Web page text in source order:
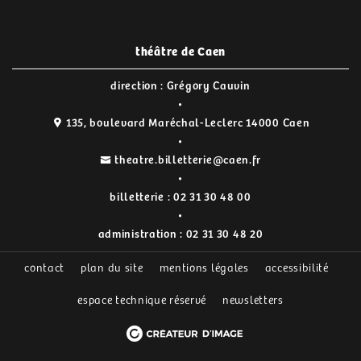
théâtre de Caen
direction : Grégory Cauvin
135, boulevard Maréchal-Leclerc 14000 Caen
theatre.billetterie@caen.fr
billetterie : 02 31 30 48 00
administration : 02 31 30 48 20
contact plan du site mentions légales accessibilité
espace technique réservé newsletters